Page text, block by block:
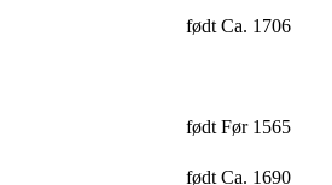
født Ca. 1706
født Før 1565
født Ca. 1690